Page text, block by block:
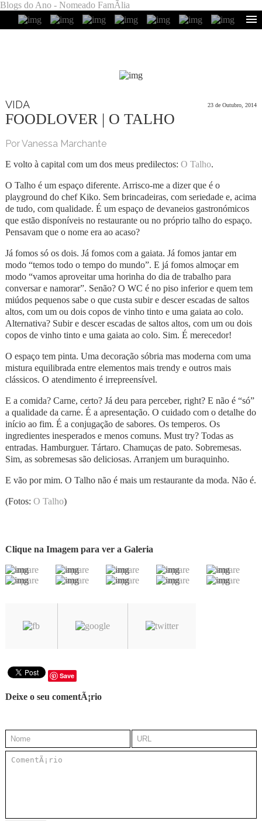
Blogs do Ano - Nomeado FamÃ­lia
VIDA 23 de Outubro, 2014
FOODLOVER | O TALHO
Por Vanessa Marchante
E volto à capital com um dos meus predilectos: O Talho.
O Talho é um espaço diferente. Arrisco-me a dizer que é o
playground do chef Kiko. Sem brincadeiras, com seriedade e, acima
de tudo, com qualidade. É um espaço de devaneios gastronómicos
que estão disponíveis no restaurante ou no próprio talho do espaço.
Pensavam que o nome era ao acaso?
Já fomos só os dois. Já fomos com a gaiata. Já fomos jantar em
modo “temos todo o tempo do mundo”. E já fomos almoçar em
modo “vamos aproveitar uma horinha do dia de trabalho para
conversar e namorar”. Senão? O WC é no piso inferior e quem tem
miúdos pequenos sabe o que custa subir e descer escadas de saltos
altos, com um ou dois copos de vinho tinto e uma gaiata ao colo.
Alternativa? Subir e descer escadas de saltos altos, com um ou dois
copos de vinho tinto e uma gaiata ao colo. Sim. É merecedor!
O espaço tem pinta. Uma decoração sóbria mas moderna com uma
mistura equilibrada entre elementos mais trendy e outros mais
clássicos. O atendimento é irrepreensível.
E a comida? Carne, certo? Já deu para perceber, right? E não é “só”
a qualidade da carne. É a apresentação. O cuidado com o detalhe do
início ao fim. É a conjugação de sabores. Os temperos. Os
ingredientes inesperados e menos comuns. Must try? Todas as
entradas. Hamburguer. Tártaro. Chamuças de pato. Sobremesas.
Sim, as sobremesas são deliciosas. Arranjem um buraquinho.
E vão por mim. O Talho não é mais um restaurante da moda. Não é.
(Fotos: O Talho)
Clique na Imagem para ver a Galeria
Save
Deixe o seu comentÃ¡rio